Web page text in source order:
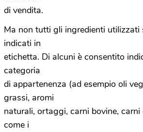
di vendita.
Ma non tutti gli ingredienti utilizzati
indicati in
etichetta. Di alcuni è consentito
categoria
di appartenenza (ad esempio oli
grassi, aromi
naturali, ortaggi, carni bovine,
come i